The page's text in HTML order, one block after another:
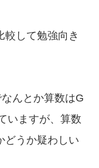
較して勉強向き
んとか算数はG
いますが、算数
どうか疑わしい